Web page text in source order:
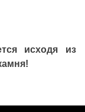
исходя из